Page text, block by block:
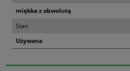
miękka z obwolutą
Stan
Używana